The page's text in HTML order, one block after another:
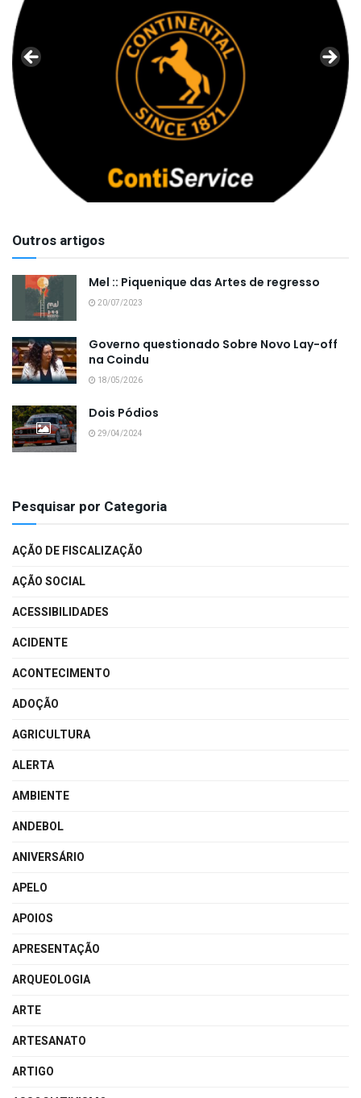
Outros artigos
Mel :: Piquenique das Artes de regresso
20/07/2023
Governo questionado Sobre Novo Lay-off
na Coindu
18/05/2026
Dois Pódios
29/04/2024
Pesquisar por Categoria
AÇÃO DE FISCALIZAÇÃO
AÇÃO SOCIAL
ACESSIBILIDADES
ACIDENTE
ACONTECIMENTO
ADOÇÃO
AGRICULTURA
ALERTA
AMBIENTE
ANDEBOL
ANIVERSÁRIO
APELO
APOIOS
APRESENTAÇÃO
ARQUEOLOGIA
ARTE
ARTESANATO
ARTIGO